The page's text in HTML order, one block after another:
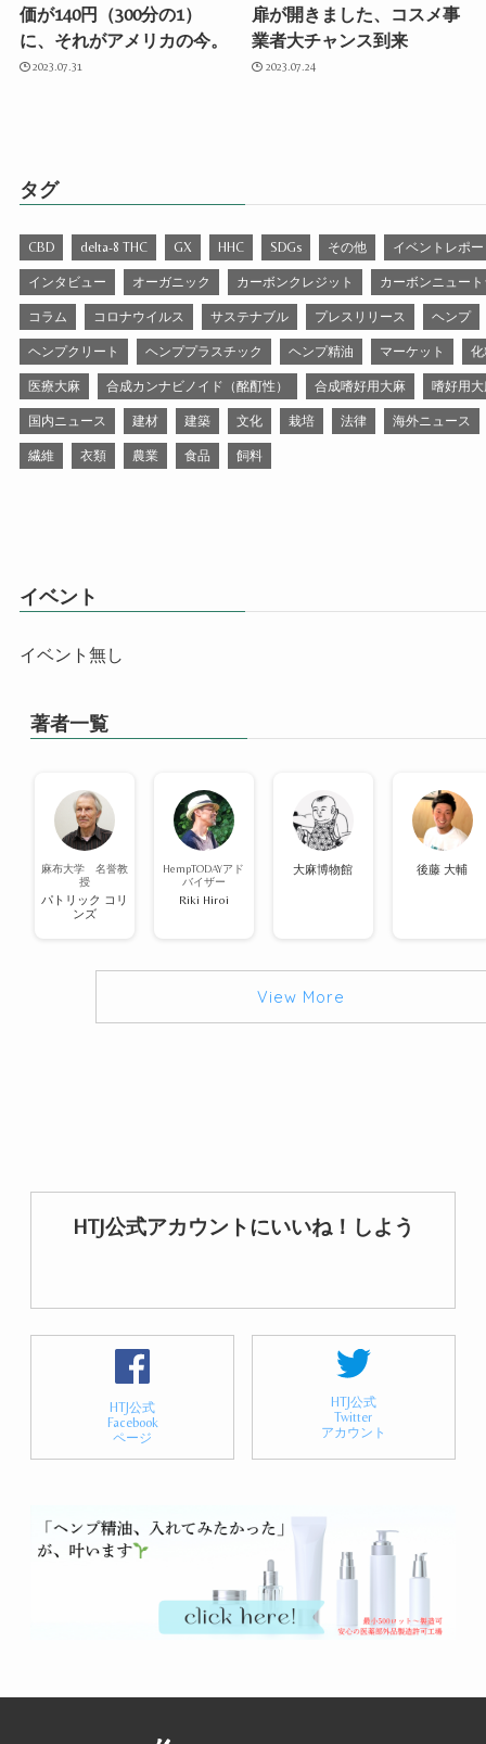
価が140円（300分の1）
に、それがアメリカの今。
2023.07.31
扉が開きました、コスメ事
業者大チャンス到来
2023.07.24
タグ
CBD delta-8 THC GX HHC SDGs その他 イベントレポ
インタビュー オーガニック カーボンクレジット カーボンニュー
コラム コロナウイルス サステナブル プレスリリース ヘンプ
ヘンプクリート ヘンププラスチック ヘンプ精油 マーケット
医療大麻 合成カンナビノイド（酩酊性） 合成嗜好用大麻 嗜好用
国内ニュース 建材 建築 文化 栽培 法律 海外ニュース
繊維 衣類 農業 食品 飼料
イベント
イベント無し
著者一覧
麻布大学 名誉教
授
パトリック コリ
ンズ
HempTODAYアド
バイザー
Riki Hiroi
大麻博物館 後藤 大輔
View More
HTJ公式アカウントにいいね！しよう
HTJ公式
Facebook
ページ
HTJ公式
Twitter
アカウント